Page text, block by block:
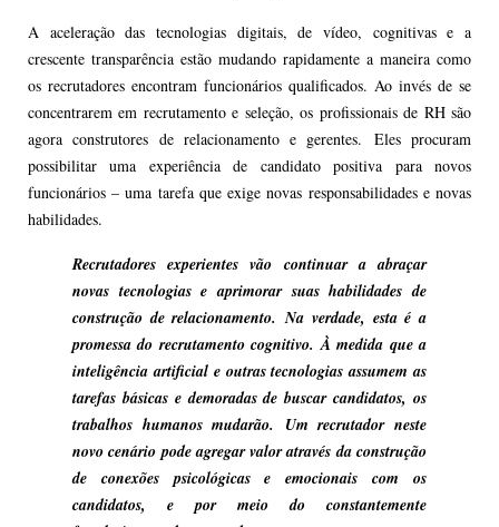
A aceleração das tecnologias digitais, de vídeo, cognitivas e a
crescente transparência estão mudando rapidamente a maneira como
os recrutadores encontram funcionários qualificados. Ao invés de se
concentrarem em recrutamento e seleção, os profissionais de RH são
agora construtores de relacionamento e gerentes. Eles procuram
possibilitar uma experiência de candidato positiva para novos
funcionários – uma tarefa que exige novas responsabilidades e novas
habilidades.
Recrutadores experientes vão continuar a abraçar
novas tecnologias e aprimorar suas habilidades de
construção de relacionamento. Na verdade, esta é a
promessa do recrutamento cognitivo. À medida que a
inteligência artificial e outras tecnologias assumem as
tarefas básicas e demoradas de buscar candidatos, os
trabalhos humanos mudarão. Um recrutador neste
novo cenário pode agregar valor através da construção
de conexões psicológicas e emocionais com os
candidatos, e por meio do constantemente